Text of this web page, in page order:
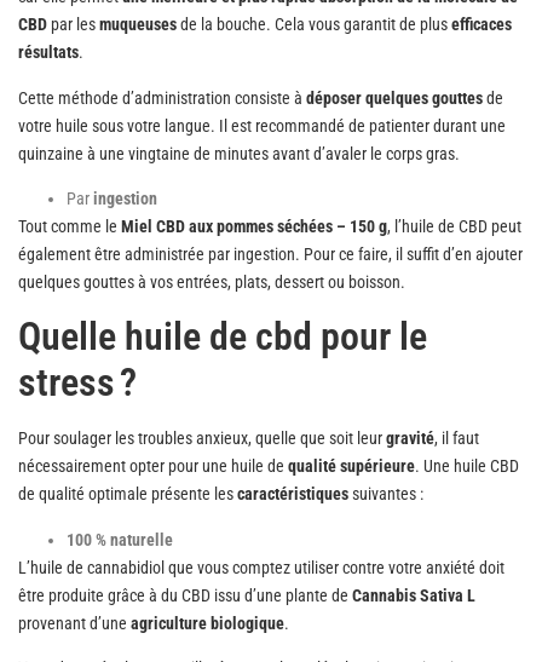
CBD par lesmuqueusesde la bouche. Cela vous garantit de plusefficaces
résultats.
Cette méthode d’administration consiste à déposer quelques gouttesde
votre huile sous votre langue. Il est recommandé de patienter durant une
quinzaine à une vingtaine de minutes avant d’avaler le corps gras.
Paringestion
Tout comme le Miel CBD aux pommes séchées – 150 g, l’huile de CBD peut
également être administrée par ingestion. Pour ce faire, il suffit d’en ajouter
quelques gouttes à vos entrées, plats, dessert ou boisson.
Quelle huile de cbd pour le
stress ?
Pour soulager les troubles anxieux, quelle que soit leurgravité, il faut
nécessairement opter pour une huile de qualité supérieure. Une huile CBD
de qualité optimale présente lescaractéristiquessuivantes :
100 % naturelle
L’huile de cannabidiol que vous comptez utiliser contre votre anxiété doit
être produite grâce à du CBD issu d’une plante de Cannabis Sativa L
provenant d’une agriculture biologique.